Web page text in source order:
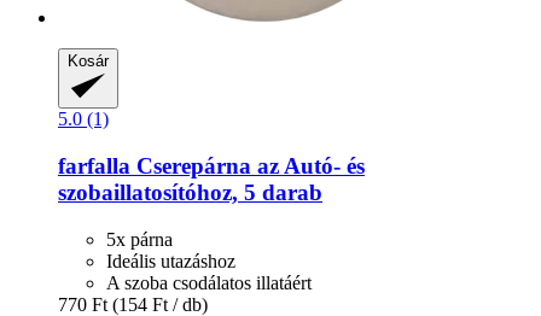
Kosár
5.0 (1)
farfalla Cserepárna az Autó-​ és
szobaillatosítóhoz, 5 darab
5x párna
Ideális utazáshoz
A szoba csodálatos illatáért
770 Ft (154 Ft / db)